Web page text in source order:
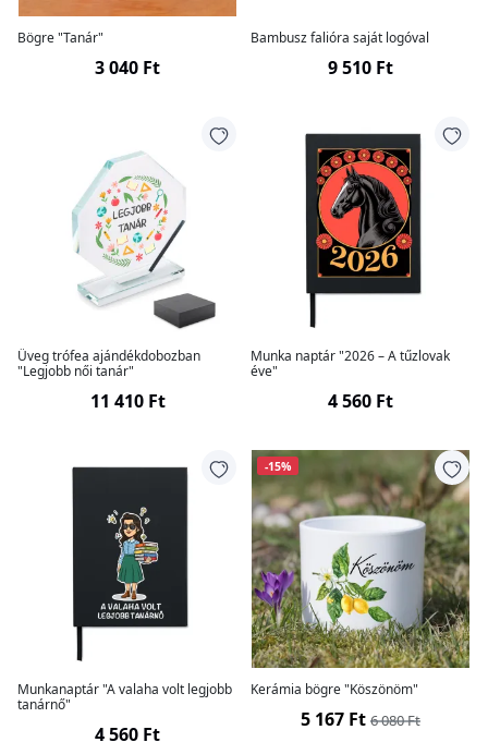
Bögre "Tanár"
3 040 Ft
Bambusz falióra saját logóval
9 510 Ft
Üveg trófea ajándékdobozban
"Legjobb női tanár"
11 410 Ft
Munka naptár "2026 – A tűzlovak
éve"
4 560 Ft
Munkanaptár "A valaha volt legjobb
tanárnő"
4 560 Ft
-15%
Kerámia bögre "Köszönöm"
5 167 Ft 6 080 Ft